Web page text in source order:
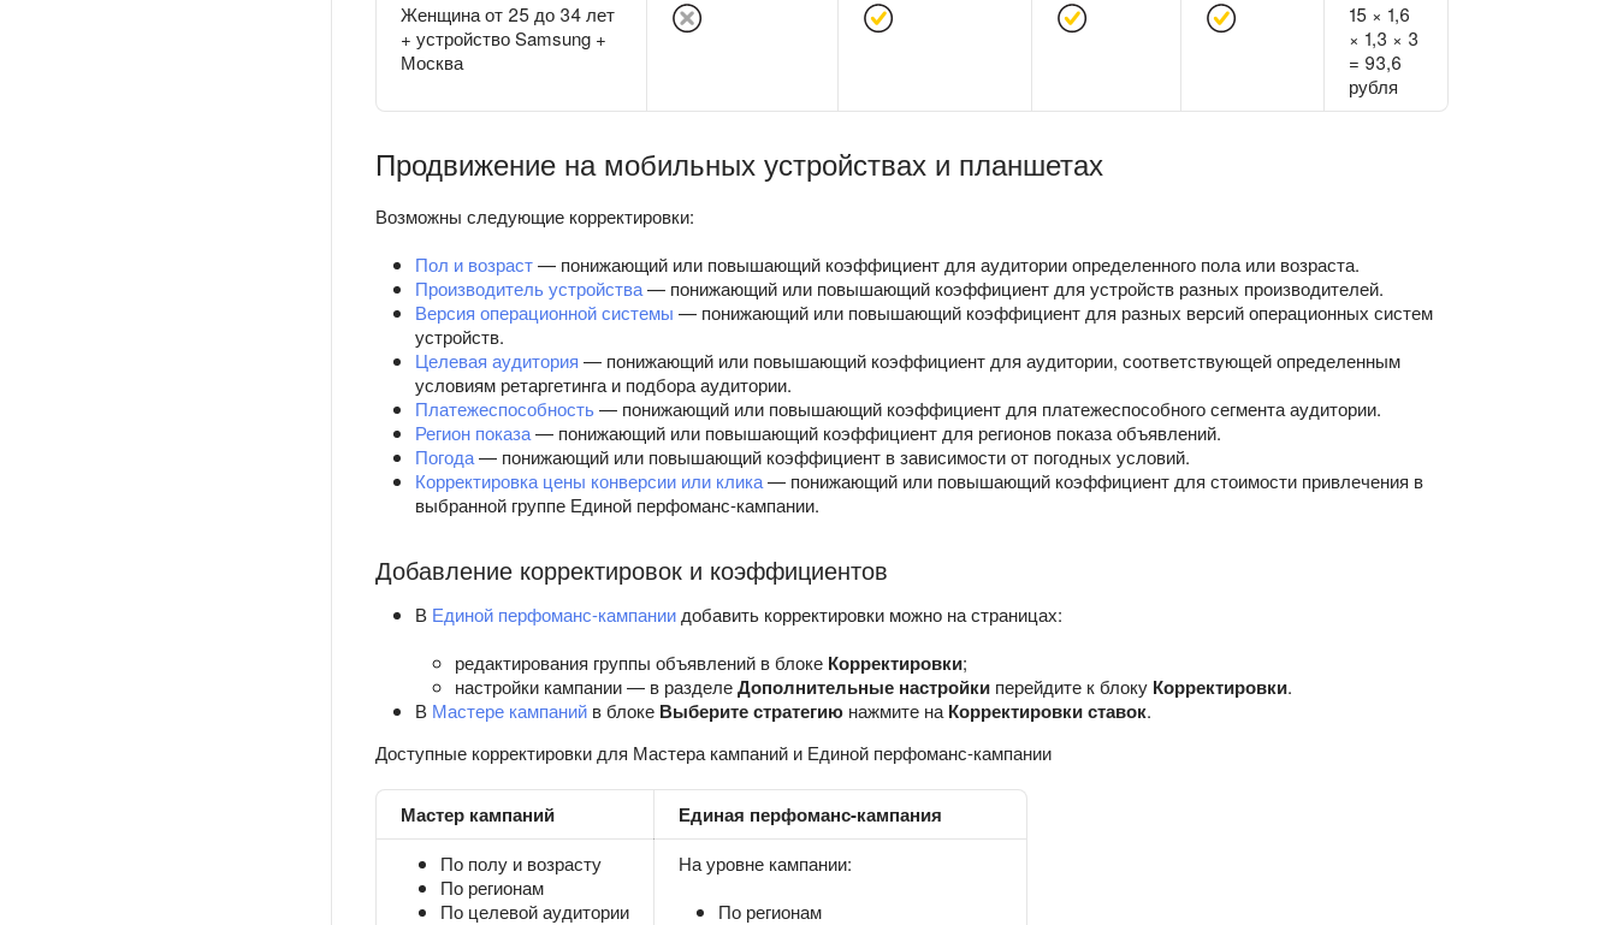
Женщина от 25 до 34 лет
+ устройство Samsung +
Москва
15 × 1,6
× 1,3 × 3
= 93,6
рубля
Продвижение на мобильных устройствах и планшетах
Возможны следующие корректировки:
Пол и возраст— понижающий или повышающий коэффициент для аудитории определенного пола или возраста.
Производитель устройства— понижающий или повышающий коэффициент для устройств разных производителей.
Версия операционной системы — понижающий или повышающий коэффициент для разных версий операционных систем
устройств.
Целевая аудитория — понижающий или повышающий коэффициент для аудитории, соответствующей определенным
условиям ретаргетинга и подбора аудитории.
Платежеспособность— понижающий или повышающий коэффициент для платежеспособного сегмента аудитории.
Регион показа— понижающий или повышающий коэффициент для регионов показа объявлений.
Погода— понижающий или повышающий коэффициент в зависимости от погодных условий.
Корректировка цены конверсии или клика— понижающий или повышающий коэффициент для стоимости привлечения в
выбранной группе Единой перфоманс-кампании.
Добавление корректировок и коэффициентов
В Единой перфоманс-кампании добавить корректировки можно на страницах:
редактирования группы объявлений в блоке Корректировки;
настройки кампании — в разделеДополнительные настройки перейдите к блоку Корректировки.
В Мастере кампаний в блоке Выберите стратегию нажмите на Корректировки ставок.
Доступные корректировки для Мастера кампаний и Единой перфоманс-кампании
Мастер кампаний Единая перфоманс-кампания
По полу и возрасту
По регионам
По целевой аудитории
На уровне кампании:
По регионам